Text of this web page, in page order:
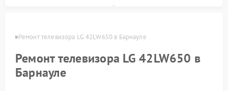
Ремонт телевизора LG 42LW650 в Барнауле
Ремонт телевизора LG 42LW650 в
Барнауле